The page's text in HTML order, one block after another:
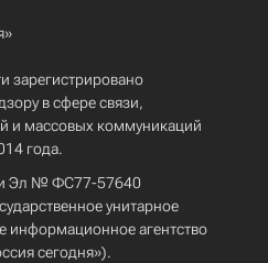
зарегистрировано
в сфере связи,
и массовых коммуникаций
года.
Эл № ФС77-57640
унитарное
информационное агентство
сегодня»).